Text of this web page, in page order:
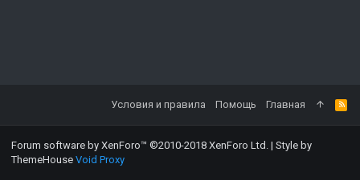
Условия и правила Помощь Главная
Forum software by XenForo™ ©2010-2018 XenForo Ltd. | Style by
ThemeHouse Void Proxy